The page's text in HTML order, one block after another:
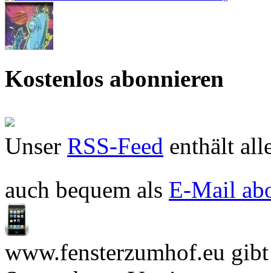
Kostenlos abonnieren
Unser RSS-Feed enthält
auch bequem als E-Mail
www.fensterzumhof.eu